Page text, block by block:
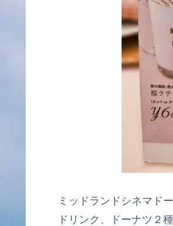
ミッドランドシネマド
ドリンク、ドーナツ２